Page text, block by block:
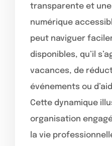
transparente et
numérique
peut naviguer
disponibles, qu’il
vacances, de
événements ou
Cette dynamique
organisation
la vie